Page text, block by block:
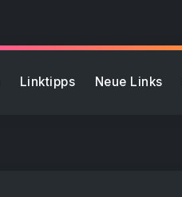
Linktipps Neue Links